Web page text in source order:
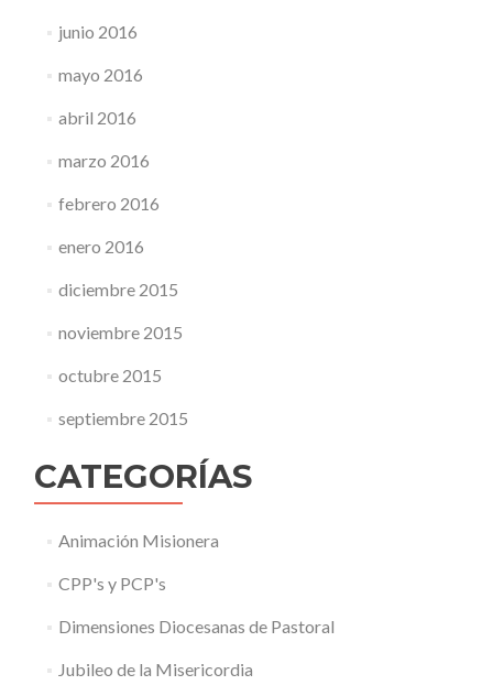
junio 2016
mayo 2016
abril 2016
marzo 2016
febrero 2016
enero 2016
diciembre 2015
noviembre 2015
octubre 2015
septiembre 2015
CATEGORÍAS
Animación Misionera
CPP's y PCP's
Dimensiones Diocesanas de Pastoral
Jubileo de la Misericordia